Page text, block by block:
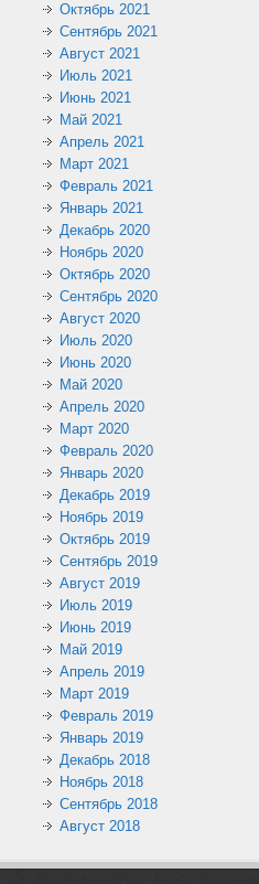
Октябрь 2021
Сентябрь 2021
Август 2021
Июль 2021
Июнь 2021
Май 2021
Апрель 2021
Март 2021
Февраль 2021
Январь 2021
Декабрь 2020
Ноябрь 2020
Октябрь 2020
Сентябрь 2020
Август 2020
Июль 2020
Июнь 2020
Май 2020
Апрель 2020
Март 2020
Февраль 2020
Январь 2020
Декабрь 2019
Ноябрь 2019
Октябрь 2019
Сентябрь 2019
Август 2019
Июль 2019
Июнь 2019
Май 2019
Апрель 2019
Март 2019
Февраль 2019
Январь 2019
Декабрь 2018
Ноябрь 2018
Сентябрь 2018
Август 2018